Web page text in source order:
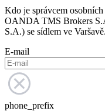
Kdo je správcem osobních
OANDA TMS Brokers
S.A.) se sídlem ve Varšavě.
E-mail
phone_prefix